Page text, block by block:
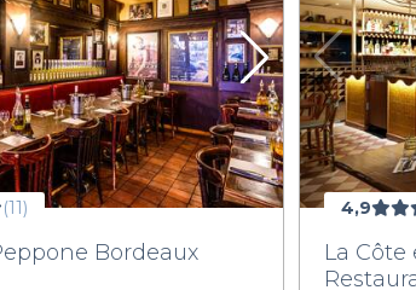
(11)
Bordeaux
4,9
La Côte